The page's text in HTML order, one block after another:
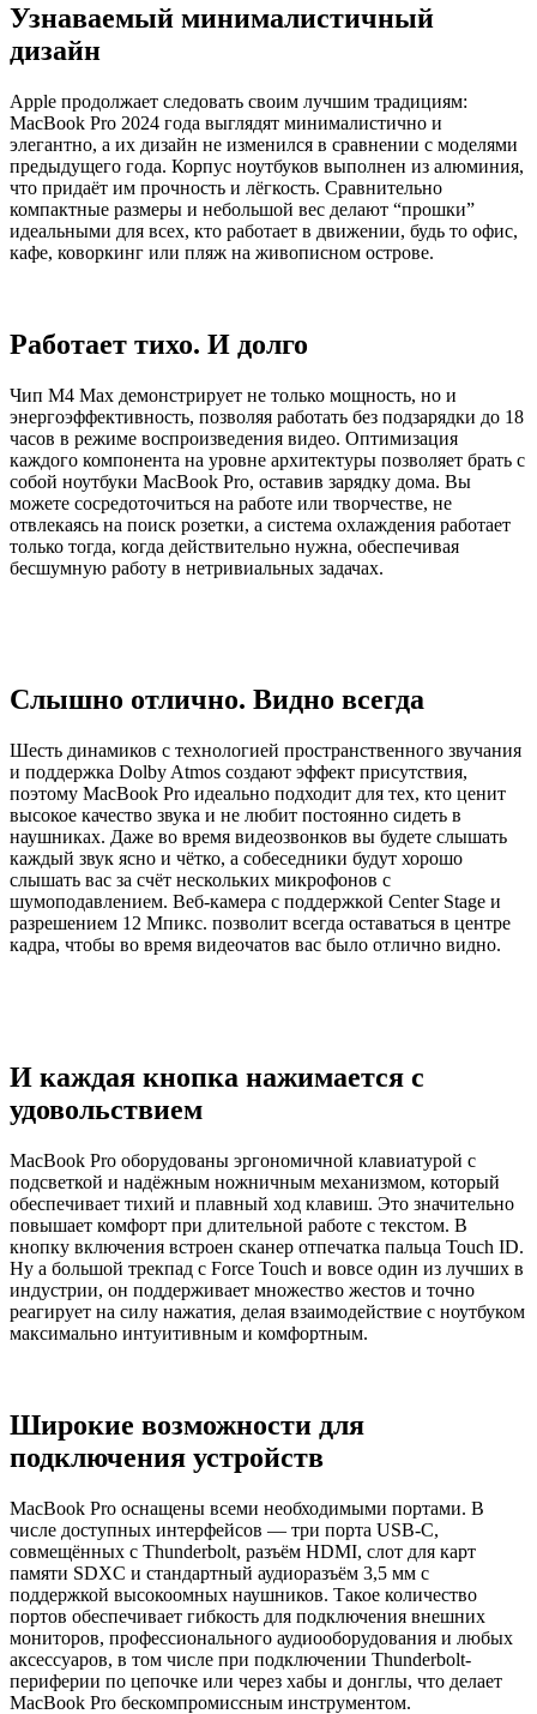
Узнаваемый минималистичный
дизайн
Apple продолжает следовать своим лучшим традициям:
MacBook Pro 2024 года выглядят минималистично и
элегантно, а их дизайн не изменился в сравнении с моделями
предыдущего года. Корпус ноутбуков выполнен из алюминия,
что придаёт им прочность и лёгкость. Сравнительно
компактные размеры и небольшой вес делают “прошки”
идеальными для всех, кто работает в движении, будь то офис,
кафе, коворкинг или пляж на живописном острове.
Работает тихо. И долго
Чип M4 Max демонстрирует не только мощность, но и
энергоэффективность, позволяя работать без подзарядки до 18
часов в режиме воспроизведения видео. Оптимизация
каждого компонента на уровне архитектуры позволяет брать с
собой ноутбуки MacBook Pro, оставив зарядку дома. Вы
можете сосредоточиться на работе или творчестве, не
отвлекаясь на поиск розетки, а система охлаждения работает
только тогда, когда действительно нужна, обеспечивая
бесшумную работу в нетривиальных задачах.
Слышно отлично. Видно всегда
Шесть динамиков с технологией пространственного звучания
и поддержка Dolby Atmos создают эффект присутствия,
поэтому MacBook Pro идеально подходит для тех, кто ценит
высокое качество звука и не любит постоянно сидеть в
наушниках. Даже во время видеозвонков вы будете слышать
каждый звук ясно и чётко, а собеседники будут хорошо
слышать вас за счёт нескольких микрофонов с
шумоподавлением. Веб-камера с поддержкой Center Stage и
разрешением 12 Мпикс. позволит всегда оставаться в центре
кадра, чтобы во время видеочатов вас было отлично видно.
И каждая кнопка нажимается с
удовольствием
MacBook Pro оборудованы эргономичной клавиатурой с
подсветкой и надёжным ножничным механизмом, который
обеспечивает тихий и плавный ход клавиш. Это значительно
повышает комфорт при длительной работе с текстом. В
кнопку включения встроен сканер отпечатка пальца Touch ID.
Ну а большой трекпад с Force Touch и вовсе один из лучших в
индустрии, он поддерживает множество жестов и точно
реагирует на силу нажатия, делая взаимодействие с ноутбуком
максимально интуитивным и комфортным.
Широкие возможности для
подключения устройств
MacBook Pro оснащены всеми необходимыми портами. В
числе доступных интерфейсов — три порта USB-C,
совмещённых с Thunderbolt, разъём HDMI, слот для карт
памяти SDXC и стандартный аудиоразъём 3,5 мм с
поддержкой высокоомных наушников. Такое количество
портов обеспечивает гибкость для подключения внешних
мониторов, профессионального аудиооборудования и любых
аксессуаров, в том числе при подключении Thunderbolt-
периферии по цепочке или через хабы и донглы, что делает
MacBook Pro бескомпромиссным инструментом.